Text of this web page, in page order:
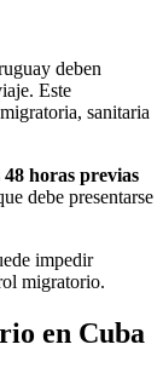
deben
Este
sanitaria
horas previas
debe presentarse
impedir
migratorio.
en Cuba